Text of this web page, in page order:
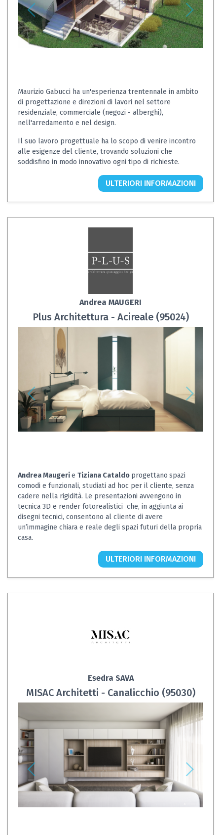
Maurizio Gabucci ha un'esperienza trentennale in ambito
di progettazione e direzioni di lavori nel settore
residenziale, commerciale (negozi - alberghi),
nell'arredamento e nel design.
Il suo lavoro progettuale ha lo scopo di venire incontro
alle esigenze del cliente, trovando soluzioni che
soddisfino in modo innovativo ogni tipo di richieste.
ULTERIORI INFORMAZIONI
Andrea MAUGERI
Plus Architettura - Acireale (95024)
Andrea Maugerie Tiziana Cataldo progettano spazi
comodi e funzionali, studiati ad hoc per il cliente, senza
cadere nella rigidità. Le presentazioni avvengono in
tecnica 3D e render fotorealistici che, in aggiunta ai
disegni tecnici, consentono al cliente di avere
un’immagine chiara e reale degli spazi futuri della propria
casa.
ULTERIORI INFORMAZIONI
Esedra SAVA
MISAC Architetti - Canalicchio (95030)